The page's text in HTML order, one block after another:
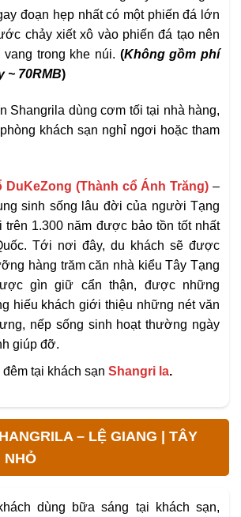
đoạn hẹp nhất có một phiến đá lớn
chảy xiết xô vào phiến đá tạo nên
vang trong khe núi. (Không gồm phí
~ 70RMB)
Shangrila dùng cơm tối tại nhà hàng,
khách sạn nghỉ ngơi hoặc tham
DuKeZong (Thành cổ Ánh Trăng) –
sinh sống lâu đời của người Tạng
trên 1.300 năm được bảo tồn tốt nhất
Tới nơi đây, du khách sẽ được
hàng trăm căn nhà kiểu Tây Tạng
gìn giữ cẩn thận, được những
hiếu khách giới thiệu những nét văn
nếp sống sinh hoạt thường ngày
giúp đỡ.
tại khách sạn Shangri la.
– LỆ GIANG | TÂY
NHỎ
dùng bữa sáng tại khách sạn,